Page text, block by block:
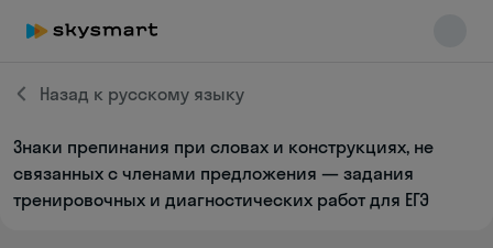
Назад к русскому языку
Знаки препинания при словах и конструкциях, не
связанных с членами предложения — задания
тренировочных и диагностических работ для ЕГЭ
Skysmart Chat
online